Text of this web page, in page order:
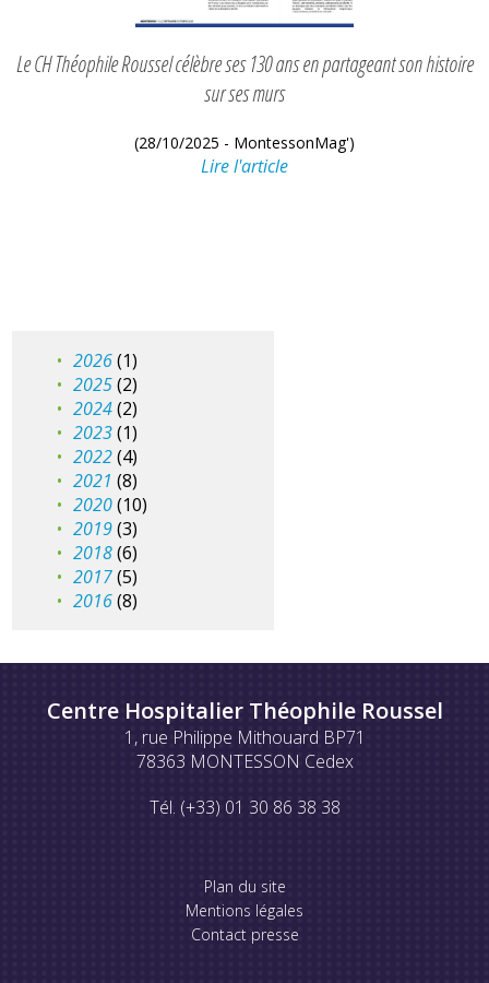
Le CH Théophile Roussel célèbre ses 130 ans en partageant son histoire
sur ses murs
(28/10/2025 - MontessonMag')
Lire l'article
2026(1)
2025(2)
2024(2)
2023(1)
2022(4)
2021 (8)
2020(10)
2019(3)
2018(6)
2017(5)
2016(8)
Centre Hospitalier Théophile Roussel
1, rue Philippe Mithouard BP71
78363 MONTESSON Cedex
Tél. (+33) 01 30 86 38 38
Plan du site
Mentions légales
Contact presse